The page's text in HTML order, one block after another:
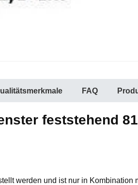
FAQ
feststehend
werden und ist nur in